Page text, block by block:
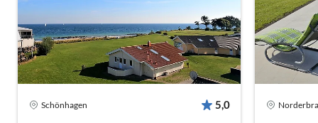
Schönhagen 5,0